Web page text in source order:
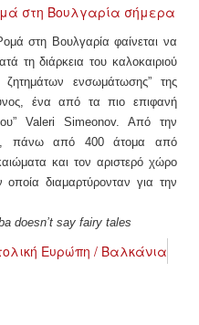
στη Βουλγαρία φαίνεται να
τη διάρκεια του καλοκαιριού
ζητημάτων ενσωμάτωσης” της
ένα από τα πιο επιφανή
Valeri Simeonov.Από την
πάνω από 400 άτομα από
και τον αριστερό χώρο
οποία διαμαρτύρονταν για την
doesn’t say fairy tales
Ευρώπη / Βαλκάνια